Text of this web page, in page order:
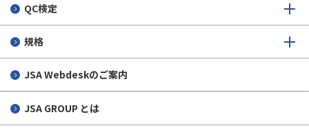
QC検定
規格
JSA Webdeskのご案内
JSA GROUP とは